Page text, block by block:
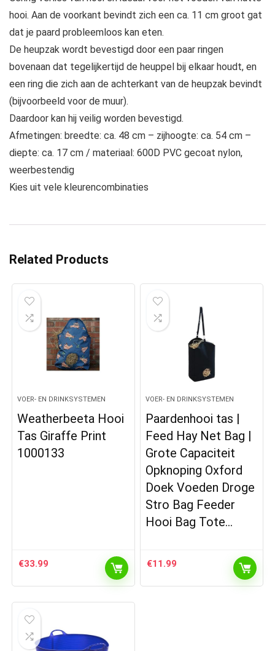
hooi. Aan de voorkant bevindt zich een ca. 11 cm groot gat
dat je paard probleemloos kan eten.
De heupzak wordt bevestigd door een paar ringen
bovenaan dat tegelijkertijd de heuppel bij elkaar houdt, en
een ring die zich aan de achterkant van de heupzak bevindt
(bijvoorbeeld voor de muur).
Daardoor kan hij veilig worden bevestigd.
Afmetingen: breedte: ca. 48 cm – zijhoogte: ca. 54 cm –
diepte: ca. 17 cm / materiaal: 600D PVC gecoat nylon,
weerbestendig
Kies uit vele kleurencombinaties
Related Products
VOER- EN DRINKSYSTEMEN
Weatherbeeta Hooi
Tas Giraffe Print
1000133
€33.99
VOER- EN DRINKSYSTEMEN
Paardenhooi tas |
Feed Hay Net Bag |
Grote Capaciteit
Opknoping Oxford
Doek Voeden Droge
Stro Bag Feeder
Hooi Bag Tote…
€11.99